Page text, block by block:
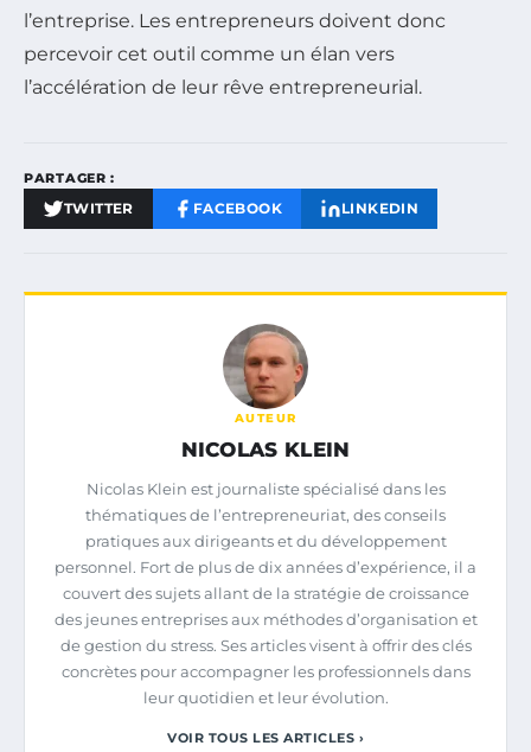
l’entreprise. Les entrepreneurs doivent donc
percevoir cet outil comme un élan vers
l’accélération de leur rêve entrepreneurial.
PARTAGER :
TWITTER FACEBOOK LINKEDIN
AUTEUR
NICOLAS KLEIN
Nicolas Klein est journaliste spécialisé dans les
thématiques de l’entrepreneuriat, des conseils
pratiques aux dirigeants et du développement
personnel. Fort de plus de dix années d’expérience, il a
couvert des sujets allant de la stratégie de croissance
des jeunes entreprises aux méthodes d’organisation et
de gestion du stress. Ses articles visent à offrir des clés
concrètes pour accompagner les professionnels dans
leur quotidien et leur évolution.
VOIR TOUS LES ARTICLES ›